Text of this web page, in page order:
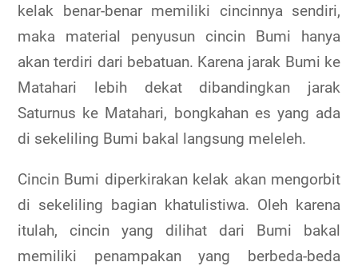
kelak benar-benar memiliki cincinnya sendiri,
maka material penyusun cincin Bumi hanya
akan terdiri dari bebatuan. Karena jarak Bumi ke
Matahari lebih dekat dibandingkan jarak
Saturnus ke Matahari, bongkahan es yang ada
di sekeliling Bumi bakal langsung meleleh.
Cincin Bumi diperkirakan kelak akan mengorbit
di sekeliling bagian khatulistiwa. Oleh karena
itulah, cincin yang dilihat dari Bumi bakal
memiliki penampakan yang berbeda-beda